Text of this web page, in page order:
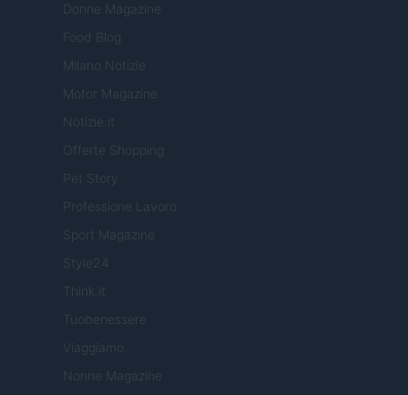
Donne Magazine
Food Blog
Milano Notizie
Motor Magazine
Notizie.it
Offerte Shopping
Pet Story
Professione Lavoro
Sport Magazine
Style24
Think.it
Tuobenessere
Viaggiamo
Nonne Magazine